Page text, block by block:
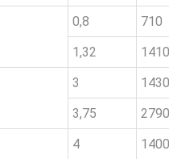
0,8 710
1,32
1410
3 1430
3,75
2790
4 1400